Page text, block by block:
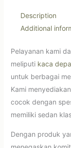
Description
Additional
Pelayanan kami
meliputi kaca
untuk berbagai
Kami
cocok dengan
memiliki sedan
Dengan produk